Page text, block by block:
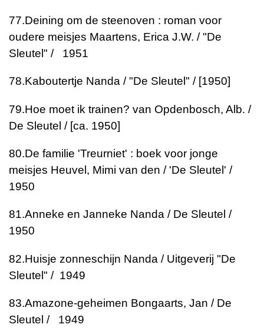
77.Deining om de steenoven : roman voor
oudere meisjes Maartens, Erica J.W. / "De
Sleutel" / 1951
78.Kaboutertje Nanda / "De Sleutel" / [1950]
79.Hoe moet ik trainen? van Opdenbosch, Alb. /
De Sleutel / [ca. 1950]
80.De familie 'Treurniet' : boek voor jonge
meisjes Heuvel, Mimi van den / 'De Sleutel' /
1950
81.Anneke en Janneke Nanda / De Sleutel /
1950
82.Huisje zonneschijn Nanda / Uitgeverij "De
Sleutel" / 1949
83.Amazone-geheimen Bongaarts, Jan / De
Sleutel / 1949